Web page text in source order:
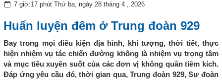
7 giờ:17 phút Thứ ba, ngày 28 tháng 4 , 2026
Huấn luyện đêm ở Trung đoàn 929
Bay trong mọi điều kiện địa hình, khí tượng, thời tiết, thực
hiện nhiệm vụ tác chiến đường không là nhiệm vụ trọng tâm
và mục tiêu xuyên suốt của các đơn vị không quân tiêm kích.
Đáp ứng yêu cầu đó, thời gian qua, Trung đoàn 929, Sư đoàn